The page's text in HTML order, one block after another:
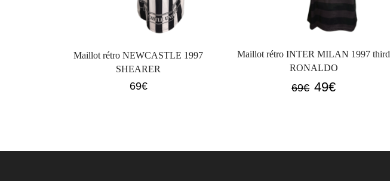
Maillot rétro NEWCASTLE 1997
SHEARER
69€
Maillot rétro INTER MILAN 1997 third
RONALDO
69€ Le
69€.
49€Le
49€.